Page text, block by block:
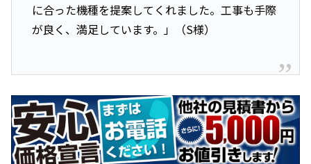
に合った機種を提案してくれました。工事も手際
が良く、満足しています。」（S様）